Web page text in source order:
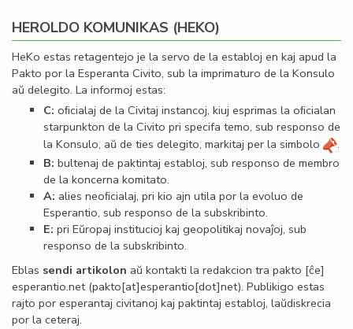
HEROLDO KOMUNIKAS (HEKO)
HeKo estas retagentejo je la servo de la establoj en kaj apud la
Pakto por la Esperanta Civito, sub la imprimaturo de la Konsulo
aŭ delegito. La informoj estas:
C: oﬁcialaj de la Civitaj instancoj, kiuj esprimas la oﬁcialan
starpunkton de la Civito pri specifa temo, sub responso de
la Konsulo, aŭ de ties delegito, markitaj per la simbolo
.
B: bultenaj de paktintaj establoj, sub responso de membro
de la koncerna komitato.
A: alies neoﬁcialaj, pri kio ajn utila por la evoluo de
Esperantio, sub responso de la subskribinto.
E: pri Eŭropaj institucioj kaj geopolitikaj novaĵoj, sub
responso de la subskribinto.
Eblas sendi artikolon aŭ kontakti la redakcion tra pakto [ĉe]
esperantio.net(pakto[at]esperantio[dot]net). Publikigo estas
rajto por esperantaj civitanoj kaj paktintaj establoj, laŭdiskrecia
por la ceteraj.